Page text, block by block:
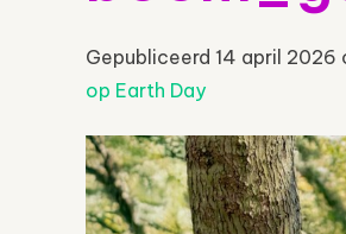
Gepubliceerd 14 april 2026
op Earth Day